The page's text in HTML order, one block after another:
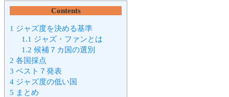
Contents
1 ジャズ度を決める基準
1.1 ジャズ・ファンとは
1.2 候補７カ国の選別
2 各国採点
3 ベスト７発表
4 ジャズ度の低い国
5 まとめ